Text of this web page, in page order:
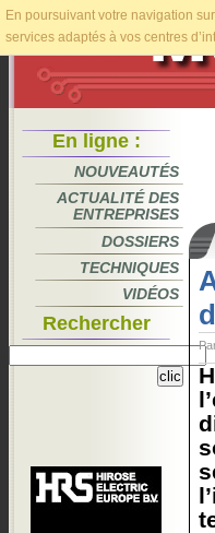
En poursuivant votre navigation
services adaptés à vos centres
En ligne :
NOUVEAUTÉS
ACTUALITÉ DES
ENTREPRISES
DOSSIERS
TECHNIQUES
VIDÉOS
Rechercher